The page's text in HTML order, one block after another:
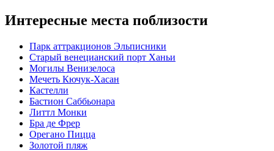
Интересные места поблизости
Парк аттракционов Эльписники
Старый венецианский порт Ханьи
Могилы Венизелоса
Мечеть Кючук-Хасан
Кастелли
Бастион Саббьонара
Литтл Монки
Бра де Фрер
Орегано Пицца
Золотой пляж